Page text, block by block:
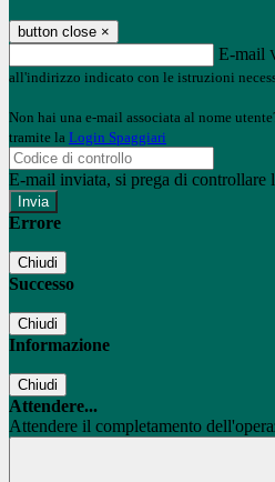
button close ×
E-mail
all'indirizzo indicato con le istruzioni
Non hai una e-mail associata al nome
tramite la Login Spaggiari
E-mail inviata, si prega di controllare
Errore
Chiudi
Successo
Chiudi
Informazione
Chiudi
Attendere...
Attendere il completamento